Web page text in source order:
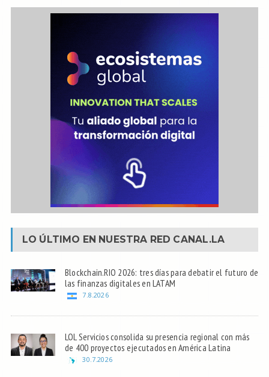
LO ÚLTIMO EN NUESTRA RED CANAL.LA
Blockchain.RIO 2026: tres días para debatir el futuro de
las finanzas digitales en LATAM
7.8.2026
LOL Servicios consolida su presencia regional con más
de 400 proyectos ejecutados en América Latina
30.7.2026